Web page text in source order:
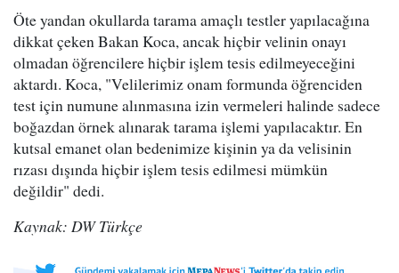
Öte yandan okullarda tarama amaçlı testler yapılacağına
dikkat çeken Bakan Koca, ancak hiçbir velinin onayı
olmadan öğrencilere hiçbir işlem tesis edilmeyeceğini
aktardı. Koca, "Velilerimiz onam formunda öğrenciden
test için numune alınmasına izin vermeleri halinde sadece
boğazdan örnek alınarak tarama işlemi yapılacaktır. En
kutsal emanet olan bedenimize kişinin ya da velisinin
rızası dışında hiçbir işlem tesis edilmesi mümkün
değildir" dedi.
Kaynak: DW Türkçe